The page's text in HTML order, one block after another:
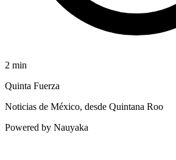
2 min
Quinta Fuerza
Noticias de México, desde Quintana Roo
Powered by Nauyaka